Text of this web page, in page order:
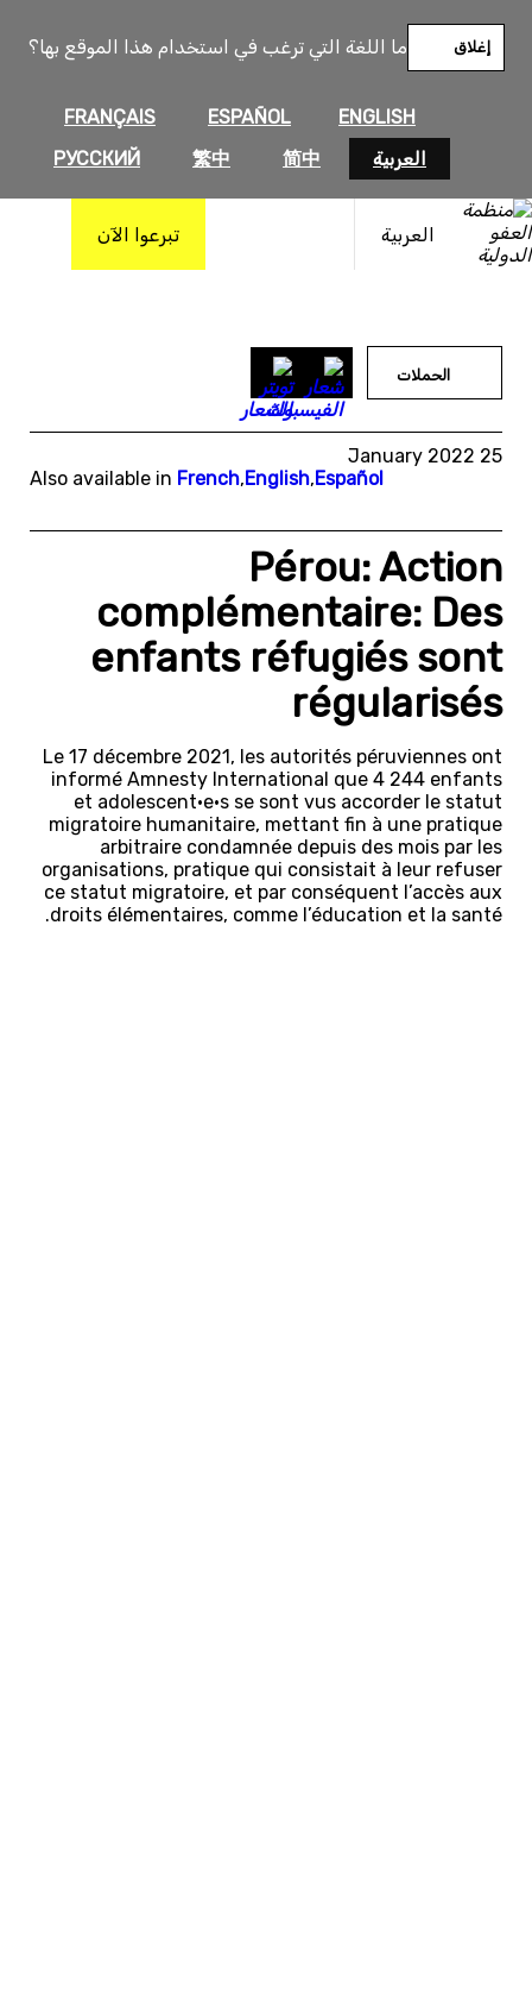
ما اللغة التي ترغب في استخدام هذا الموقع بها؟
ENGLISH
ESPAÑOL
FRANÇAIS
العربية
简中
繁中
РУССКИЙ
إغلاق
العربية تبرعوا الآن
المحتوى
الحملات
25 January 2022
Also available in French,English,Español
Pérou: Action
complémentaire: Des
enfants réfugiés sont
régularisés
Le 17 décembre 2021, les autorités péruviennes ont
informé Amnesty International que 4 244 enfants
et adolescent·e·s se sont vus accorder le statut
migratoire humanitaire, mettant fin à une pratique
arbitraire condamnée depuis des mois par les
organisations, pratique qui consistait à leur refuser
ce statut migratoire, et par conséquent l’accès aux
droits élémentaires, comme l’éducation et la santé.